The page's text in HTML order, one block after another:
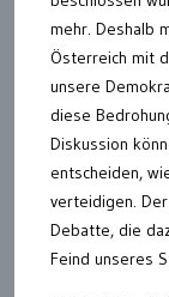
mehr. Deshalb
Österreich mit
unsere
diese
Diskussion
entscheiden,
verteidigen.
Debatte, die
Feind unseres